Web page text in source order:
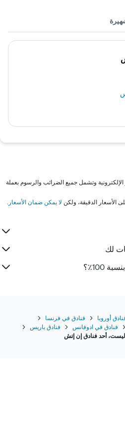
وتشمل جميع الضرائب والرسوم بعملة
لا يمكن ضمان الأسعار .
لك
100٪؟
أوروبا
فنادق في فرنسا
فنادق في ادوفانس
فنادق باريس
أحد فنادق إن إتش